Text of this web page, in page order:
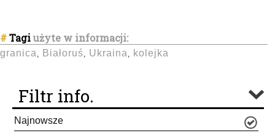
#Tagiużyte w informacji:
granica Białoruś Ukraina kolejka
Filtr info.
Najnowsze